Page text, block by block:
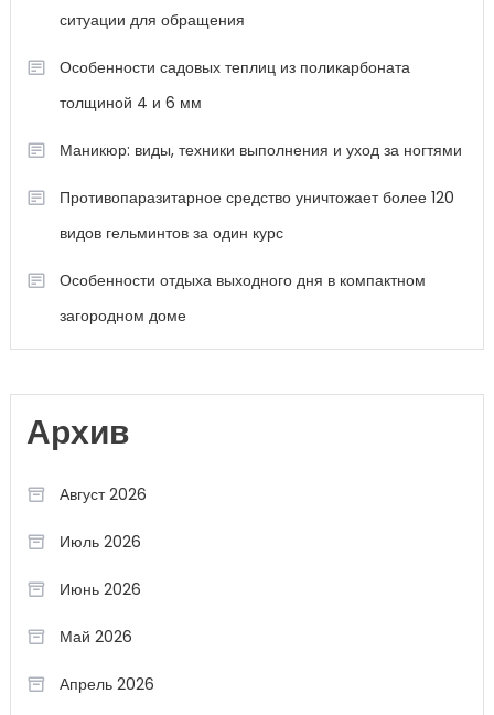
ситуации для обращения
Особенности садовых теплиц из поликарбоната
толщиной 4 и 6 мм
Маникюр: виды, техники выполнения и уход за ногтями
Противопаразитарное средство уничтожает более 120
видов гельминтов за один курс
Особенности отдыха выходного дня в компактном
загородном доме
Архив
Август 2026
Июль 2026
Июнь 2026
Май 2026
Апрель 2026